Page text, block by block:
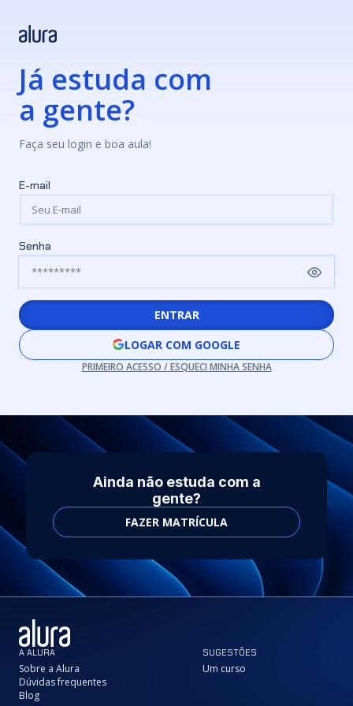
Já estuda com
a gente?
Faça seu login e boa aula!
E-mail
Senha
ENTRAR
LOGAR COM GOOGLE
PRIMEIRO ACESSO / ESQUECI MINHA SENHA
Ainda não estuda com a
gente?
FAZER MATRÍCULA
A ALURA
Sobre a Alura
Dúvidas frequentes
Blog
SUGESTÕES
Um curso